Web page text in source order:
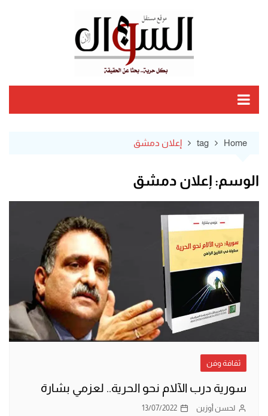
Home
tag إعلان دمشق
الوسم: إعلان دمشق
ثقافة وفن
سورية درب الآلام نحو الحرية.. لعزمي بشارة
لحسن أوزين 13/07/2022